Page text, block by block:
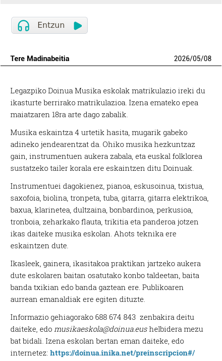
Tere Madinabeitia 2026/05/08
Legazpiko Doinua Musika eskolak matrikulazio ireki du
ikasturte berrirako matrikulazioa. Izena emateko epea
maiatzaren 18ra arte dago zabalik.
Musika eskaintza 4 urtetik hasita, mugarik gabeko
adineko jendearentzat da. Ohiko musika hezkuntzaz
gain, instrumentuen aukera zabala, eta euskal folklorea
sustatzeko tailer korala ere eskaintzen ditu Doinuak.
Instrumentuei dagokienez, pianoa, eskusoinua, txistua,
saxofoia, biolina, tronpeta, tuba, gitarra, gitarra elektrikoa,
baxua, klarinetea, dultzaina, bonbardinoa, perkusioa,
tronboia, zeharkako flauta, trikitia eta panderoa jotzen
ikas daiteke musika eskolan. Ahots teknika ere
eskaintzen dute.
Ikasleek, gainera, ikasitakoa praktikan jartzeko aukera
dute eskolaren baitan osatutako konbo taldeetan, baita
banda txikian edo banda gaztean ere. Publikoaren
aurrean emanaldiak ere egiten dituzte.
Informazio gehiagorako 688 674 843 zenbakira deitu
daiteke, edo musikaeskola@doinua.eus helbidera mezu
bat bidali. Izena eskolan bertan eman daiteke, edo
internetez:https://doinua.inika.net/preinscripcion#/